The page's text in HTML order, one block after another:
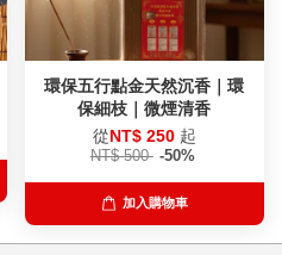
環保五行點金天然沉香｜環
保細枝｜微煙清香
從NT$ 250 起
NT$ 500 -50%
加入購物車